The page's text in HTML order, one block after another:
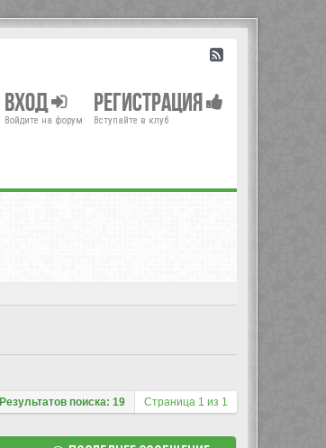
Вход
Войдите на форум
Регистрация
Вступайте в клуб
Результатов поиска: 19 Страница 1 из 1